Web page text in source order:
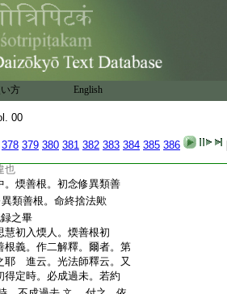
方 English
00
378 379 380 381 382 383 384 385 386
定也。從思慧初入煗
得無始所失定之中。過
。未來成者。亦名得修也。
二十六 所引婆沙論 百五
修。若未來者。名爲得修
。修無始所失未來定故。
去起定
二十六
得 文 若爾。勝曾得法。
也
。煗善根。初念修異類善
類善根。命終捨法歟
之畢
慧初入煗人。煗善根初
根義。作二解釋。爾者。第
耶 進云。光法師釋云。又
得定時。必成過未。若約